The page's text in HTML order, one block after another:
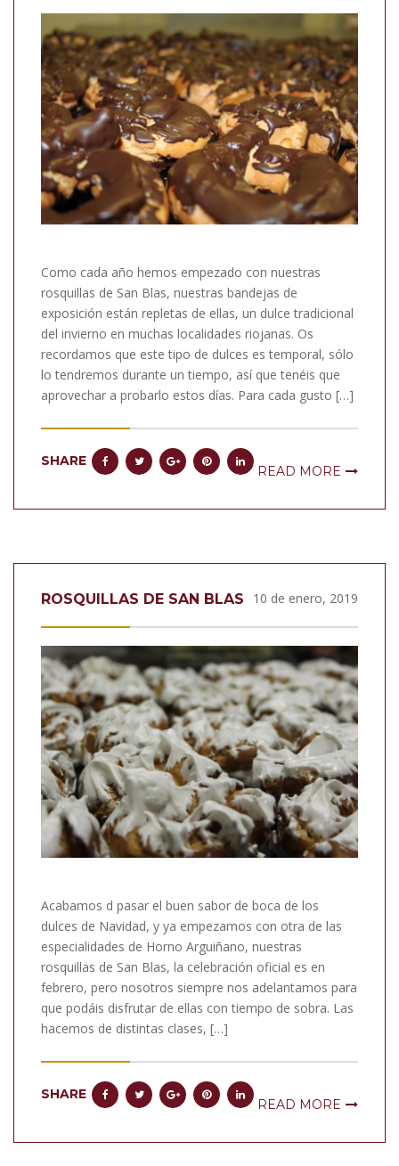
Como cada año hemos empezado con nuestras
rosquillas de San Blas, nuestras bandejas de
exposición están repletas de ellas, un dulce tradicional
del invierno en muchas localidades riojanas. Os
recordamos que este tipo de dulces es temporal, sólo
lo tendremos durante un tiempo, así que tenéis que
aprovechar a probarlo estos días. Para cada gusto […]
SHARE
READ MORE
ROSQUILLAS DE SAN BLAS 10 de enero, 2019
Acabamos d pasar el buen sabor de boca de los
dulces de Navidad, y ya empezamos con otra de las
especialidades de Horno Arguiñano, nuestras
rosquillas de San Blas, la celebración oficial es en
febrero, pero nosotros siempre nos adelantamos para
que podáis disfrutar de ellas con tiempo de sobra. Las
hacemos de distintas clases, […]
SHARE
READ MORE